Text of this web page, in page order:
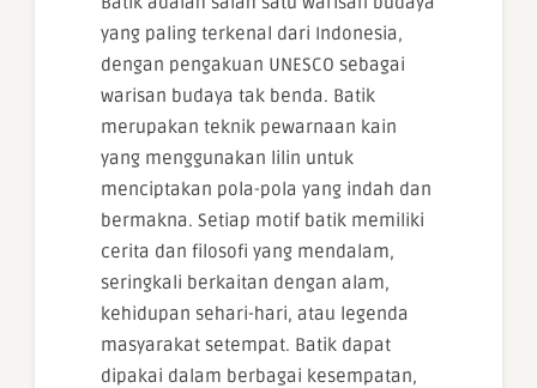
yang paling terkenal dari Indonesia,
dengan pengakuan UNESCO sebagai
warisan budaya tak benda. Batik
merupakan teknik pewarnaan kain
yang menggunakan lilin untuk
menciptakan pola-pola yang indah dan
bermakna. Setiap motif batik memiliki
cerita dan filosofi yang mendalam,
seringkali berkaitan dengan alam,
kehidupan sehari-hari, atau legenda
masyarakat setempat. Batik dapat
dipakai dalam berbagai kesempatan,